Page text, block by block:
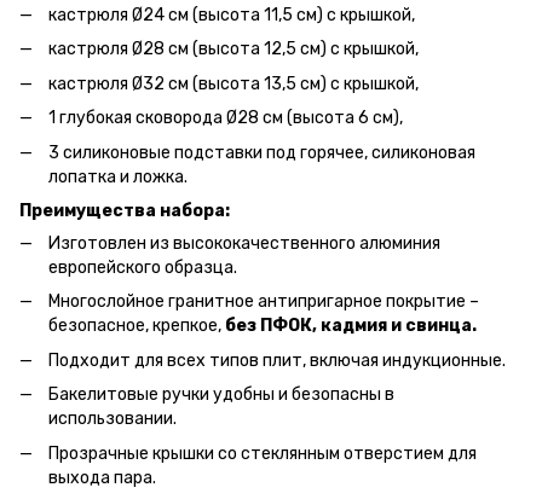
кастрюля Ø24 см (высота 11,5 см) с крышкой,
кастрюля Ø28 см (высота 12,5 см) с крышкой,
кастрюля Ø32 см (высота 13,5 см) с крышкой,
1 глубокая сковорода Ø28 см (высота 6 см),
3 силиконовые подставки под горячее, силиконовая
лопатка и ложка.
Преимущества набора:
Изготовлен из высококачественного алюминия
европейского образца.
Многослойное гранитное антипригарное покрытие –
безопасное, крепкое, без ПФОК, кадмия и свинца.
Подходит для всех типов плит, включая индукционные.
Бакелитовые ручки удобны и безопасны в
использовании.
Прозрачные крышки со стеклянным отверстием для
выхода пара.